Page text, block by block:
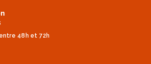
48h et 72h